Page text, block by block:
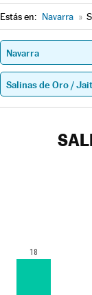
Estás en: Navarra »
18